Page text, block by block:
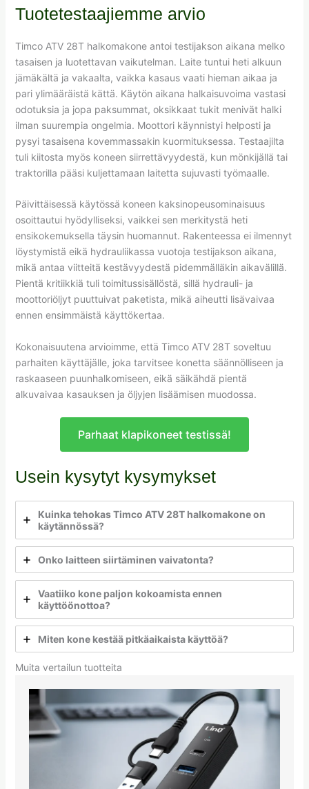
Tuotetestaajiemme arvio
Timco ATV 28T halkomakone antoi testijakson aikana melko
tasaisen ja luotettavan vaikutelman. Laite tuntui heti alkuun
jämäkältä ja vakaalta, vaikka kasaus vaati hieman aikaa ja
pari ylimääräistä kättä. Käytön aikana halkaisuvoima vastasi
odotuksia ja jopa paksummat, oksikkaat tukit menivät halki
ilman suurempia ongelmia. Moottori käynnistyi helposti ja
pysyi tasaisena kovemmassakin kuormituksessa. Testaajilta
tuli kiitosta myös koneen siirrettävyydestä, kun mönkijällä tai
traktorilla pääsi kuljettamaan laitetta sujuvasti työmaalle.
Päivittäisessä käytössä koneen kaksinopeusominaisuus
osoittautui hyödylliseksi, vaikkei sen merkitystä heti
ensikokemuksella täysin huomannut. Rakenteessa ei ilmennyt
löystymistä eikä hydrauliikassa vuotoja testijakson aikana,
mikä antaa viitteitä kestävyydestä pidemmälläkin aikavälillä.
Pientä kritiikkiä tuli toimitussisällöstä, sillä hydrauli- ja
moottoriöljyt puuttuivat paketista, mikä aiheutti lisävaivaa
ennen ensimmäistä käyttökertaa.
Kokonaisuutena arvioimme, että Timco ATV 28T soveltuu
parhaiten käyttäjälle, joka tarvitsee konetta säännölliseen ja
raskaaseen puunhalkomiseen, eikä säikähdä pientä
alkuvaivaa kasauksen ja öljyjen lisäämisen muodossa.
Parhaat klapikoneet testissä!
Usein kysytyt kysymykset
Kuinka tehokas Timco ATV 28T halkomakone on
käytännössä?
Onko laitteen siirtäminen vaivatonta?
Vaatiiko kone paljon kokoamista ennen
käyttöönottoa?
Miten kone kestää pitkäaikaista käyttöä?
Muita vertailun tuotteita